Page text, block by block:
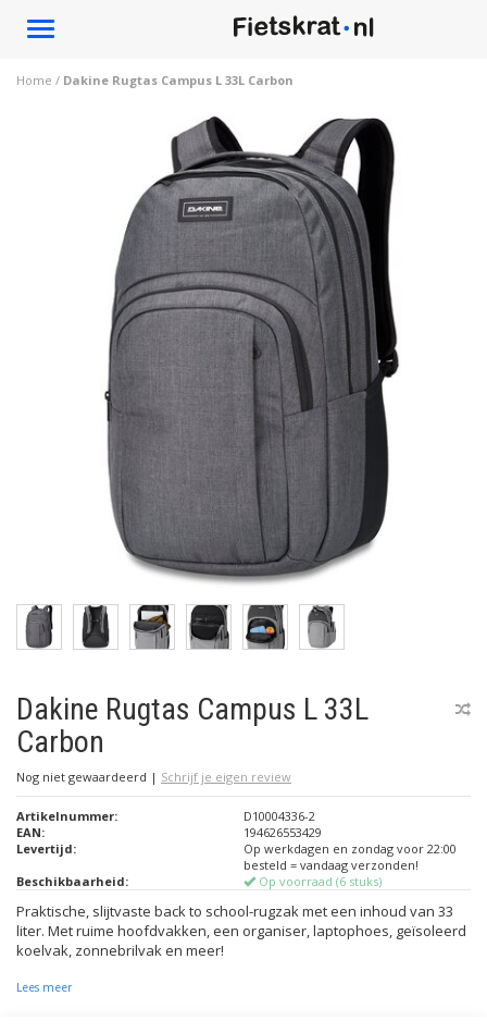
Toggle
Home / Dakine Rugtas Campus L 33L Carbon
Dakine Rugtas Campus L 33L
Carbon
Nog niet gewaardeerd | Schrijf je eigen review
Artikelnummer:
D10004336-2
EAN:
194626553429
Levertijd:
Op werkdagen en zondag voor 22:00
besteld = vandaag verzonden!
Beschikbaarheid:
Op voorraad (6 stuks)
Praktische, slijtvaste back to school-rugzak met een inhoud van 33
liter. Met ruime hoofdvakken, een organiser, laptophoes, geïsoleerd
koelvak, zonnebrilvak en meer!
Lees meer